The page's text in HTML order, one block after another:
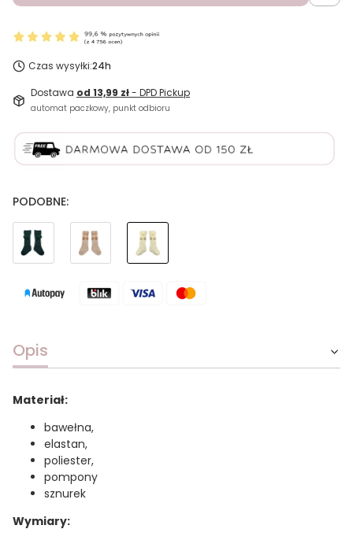
Czas wysyłki:24h
Dostawa od 13,99 zł- DPD Pickup
automat paczkowy, punkt odbioru
PODOBNE:
Opis
Materiał:
bawełna,
elastan,
poliester,
pompony
sznurek
Wymiary: